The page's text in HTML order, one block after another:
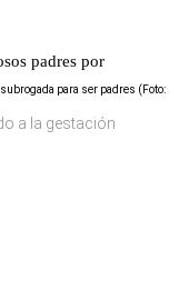
padres por
a la gestación